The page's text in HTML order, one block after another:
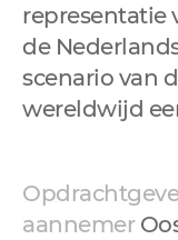
representatie
de
scenario van
wereldwijd
aannemer